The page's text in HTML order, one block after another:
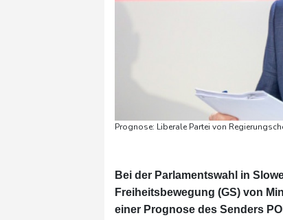
Prognose: Liberale Partei von
Bei der Parlamentswahl in
Freiheitsbewegung (GS) von
einer Prognose des Senders